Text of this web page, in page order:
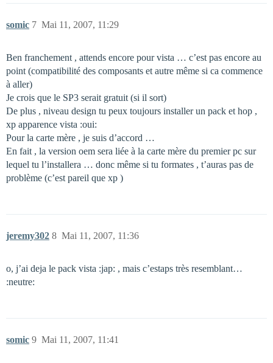
somic Mai 11, 2007, 11:29
7
Ben franchement , attends encore pour vista … c’est pas encore au
point (compatibilité des composants et autre même si ca commence
à aller)
Je crois que le SP3 serait gratuit (si il sort)
De plus , niveau design tu peux toujours installer un pack et hop ,
xp apparence vista :oui:
Pour la carte mère , je suis d’accord …
En fait , la version oem sera liée à la carte mère du premier pc sur
lequel tu l’installera … donc même si tu formates , t’auras pas de
problème (c’est pareil que xp )
jeremy302 Mai 11, 2007, 11:36
8
o, j’ai deja le pack vista :jap: , mais c’estaps très resemblant…
:neutre:
somic Mai 11, 2007, 11:41
9